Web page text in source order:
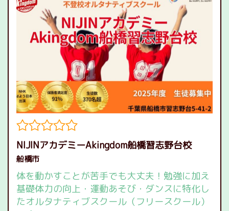
NIJINアカデミーAkingdom船橋習志野台校
船橋市
体を動かすことが苦手でも大丈夫！勉強に加え
基礎体力の向上・運動あそび・ダンスに特化し
たオルタナティブスクール（フリースクール）